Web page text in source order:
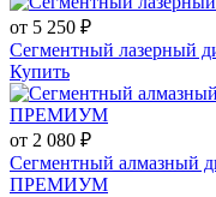
от 5 250 ₽
Сегментный лазерный
Купить
от 2 080 ₽
Сегментный алмазный
ПРЕМИУМ